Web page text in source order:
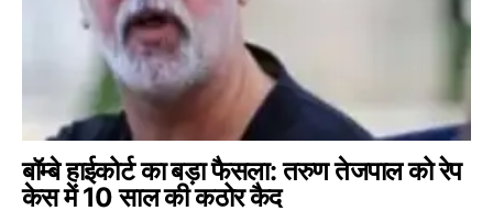
बॉम्बे हाईकोर्ट का बड़ा फैसला: तरुण तेजपाल को रेप
केस में 10 साल की कठोर कैद